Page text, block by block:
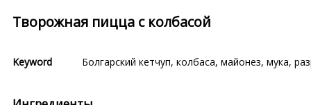
Творожная пицца с колбасой
Keyword Болгарский кетчуп, колбаса, майонез, мука,